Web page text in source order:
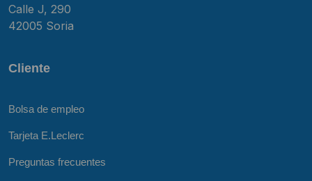
Calle J, 290
42005 Soria
Cliente
Bolsa de empleo
Tarjeta E.Leclerc
Preguntas frecuentes